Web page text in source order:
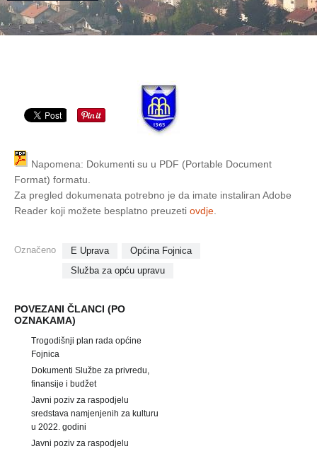
Napomena: Dokumenti su u PDF (Portable Document
Format) formatu.
Za pregled dokumenata potrebno je da imate instaliran Adobe
Reader koji možete besplatno preuzeti ovdje
Označeno E Uprava
Općina Fojnica
Služba za opću upravu
POVEZANI ČLANCI (PO
OZNAKAMA)
Trogodišnji plan rada općine
Fojnica
Dokumenti Službe za privredu,
finansije i budžet
Javni poziv za raspodjelu
sredstava namjenjenih za kulturu
u 2022. godini
Javni poziv za raspodjelu